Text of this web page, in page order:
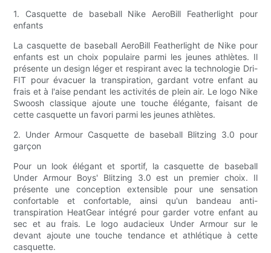
1. Casquette de baseball Nike AeroBill Featherlight pour
enfants
La casquette de baseball AeroBill Featherlight de Nike pour
enfants est un choix populaire parmi les jeunes athlètes. Il
présente un design léger et respirant avec la technologie Dri-
FIT pour évacuer la transpiration, gardant votre enfant au
frais et à l'aise pendant les activités de plein air. Le logo Nike
Swoosh classique ajoute une touche élégante, faisant de
cette casquette un favori parmi les jeunes athlètes.
2. Under Armour Casquette de baseball Blitzing 3.0 pour
garçon
Pour un look élégant et sportif, la casquette de baseball
Under Armour Boys' Blitzing 3.0 est un premier choix. Il
présente une conception extensible pour une sensation
confortable et confortable, ainsi qu'un bandeau anti-
transpiration HeatGear intégré pour garder votre enfant au
sec et au frais. Le logo audacieux Under Armour sur le
devant ajoute une touche tendance et athlétique à cette
casquette.